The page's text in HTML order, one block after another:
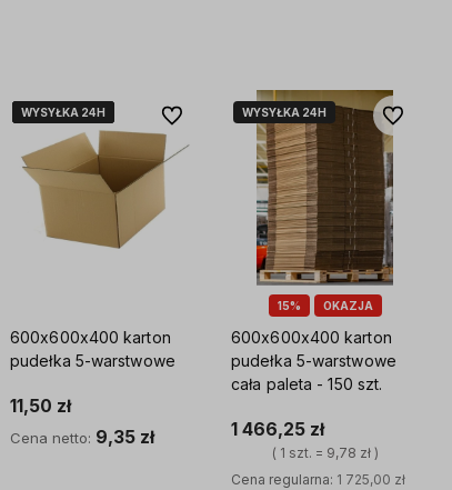
WYSYŁKA 24H
WYSYŁKA 24H
WYSYŁKA 24H
WYSYŁKA 24H
WYSYŁKA 24H
600x600x400 karton
pudełka 5-warstwowe
11,50 zł
Cena netto: 9,35 zł
Do ulubionych
15% OKAZJA
WYSYŁKA 24H
600x600x400 karton
pudełka 5-warstwowe
cała paleta - 150 szt.
1 466,25 zł
( 1 szt. = 9,78 zł )
Cena regularna: 1 725,00 zł
Do